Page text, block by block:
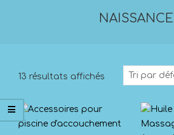
NAISSANCE
13 résultats affichés